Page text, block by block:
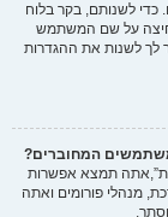
לשנותם, בקר בלוח
על שם המשתמש
לך לשנות את ההגדרות
המחוברים?
תמצא אפשרות
מנהלי פורומים ואתה